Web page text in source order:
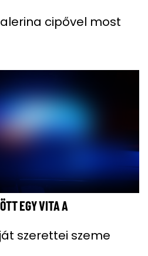
cipővel most
EGY VITA A
szerettei szeme